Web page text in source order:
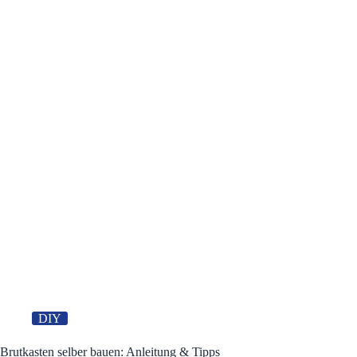
DIY
Brutkasten selber bauen: Anleitung & Tipps